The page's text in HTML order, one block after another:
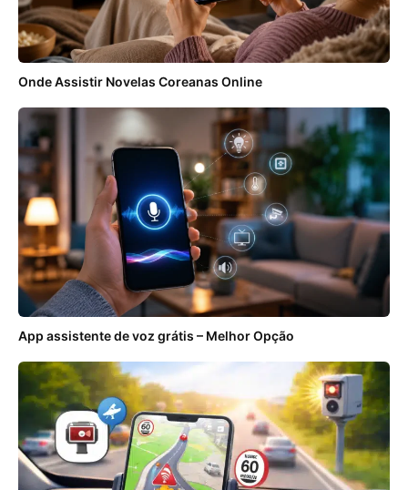
Onde Assistir Novelas Coreanas Online
App assistente de voz grátis – Melhor Opção